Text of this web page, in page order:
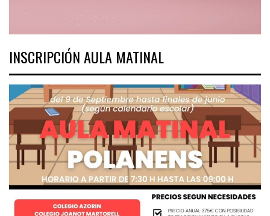
INSCRIPCIÓN AULA MATINAL